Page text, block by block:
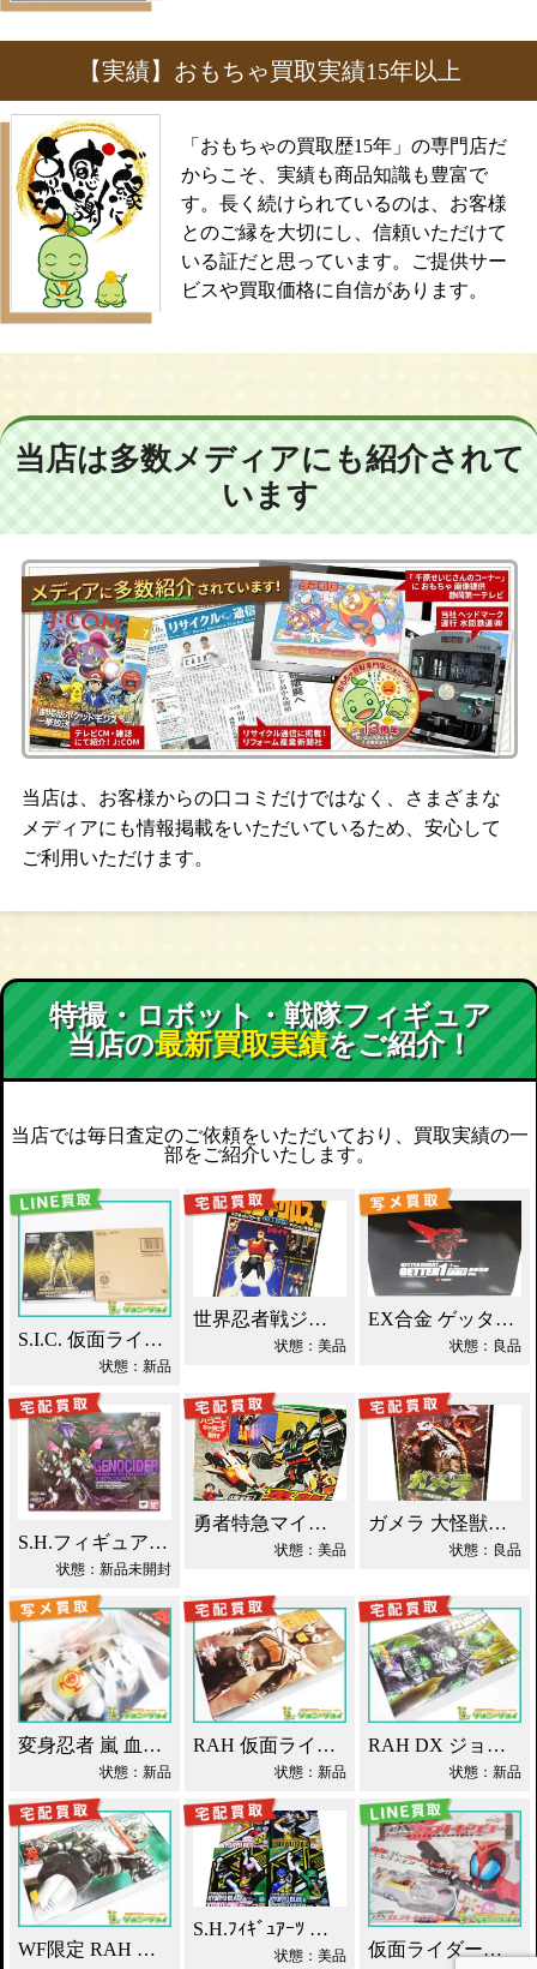
【実績】おもちゃ買取実績15年以上
「おもちゃの買取歴15年」の専門店だ
からこそ、実績も商品知識も豊富で
す。長く続けられているのは、お客様
とのご縁を大切にし、信頼いただけて
いる証だと思っています。ご提供サー
ビスや買取価格に自信があります。
当店は多数メディアにも紹介されて
います
当店は、お客様からの口コミだけではなく、さまざまな
メディアにも情報掲載をいただいているため、安心して
ご利用いただけます。
特撮・ロボット・戦隊フィギュア
当店の最新買取実績をご紹介！
当店では毎日査定のご依頼をいただいており、買取実績の一
部をご紹介いたします。
S.I.C. 仮面ライダーオーズ ラトラーターコンボ買取
状態：新品
世界忍者戦ジライヤ DX磁気 買取！
状態：美品
EX合金 ゲッターロボ ゲッター1 買取！
状態：良品
S.H.フィギュアーツ ジェノサイダー 買取！
状態：新品未開封
勇者特急マイトガイン 4段変形 轟龍 買取！
状態：美品
ガメラ 大怪獣空中決戦 ソフビ買取！
状態：良品
変身忍者 嵐 血車魔神斉 東映レトロソフビ買取！
状態：新品
RAH 仮面ライダーパンチホッパー 2011DX買取！
状態：新品
RAH DX ジョーカー 仮面ライダーブレイド買取！
状態：新品
WF限定 RAH シャドームーン Ver.1.5 2012DX 買取！
S.H.ﾌｨｷﾞｭｱｰﾂ 獣電戦隊ｷｮｳﾘｭｳｼﾞｬｰ買取！
状態：美品 仮面ライダーカブト DXカブトゼクター買取！